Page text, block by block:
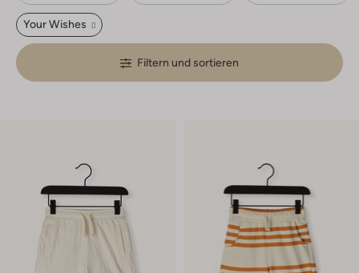
Your Wishes
Filtern und sortieren